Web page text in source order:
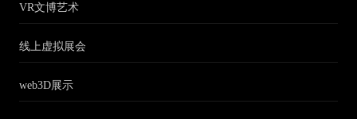
VR文博艺术
线上虚拟展会
web3D展示